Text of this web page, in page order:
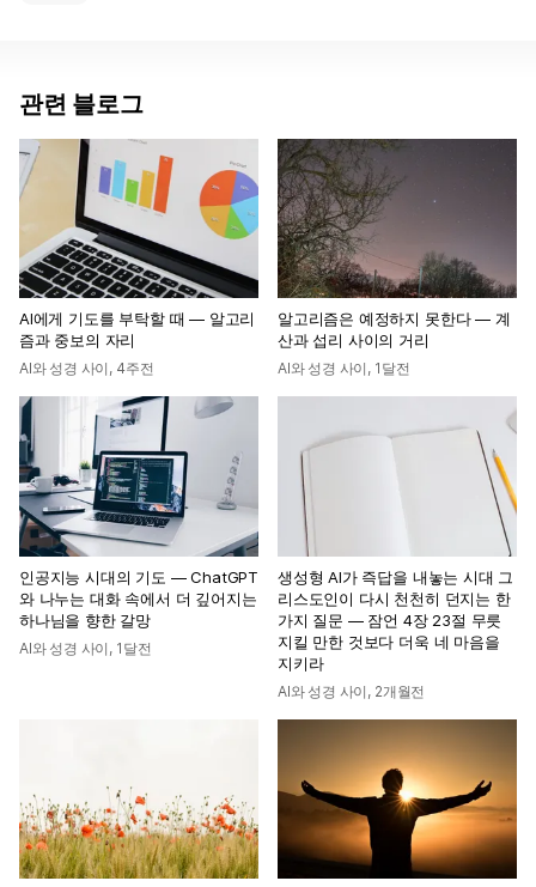
관련 블로그
AI에게 기도를 부탁할 때 — 알고리
즘과 중보의 자리
AI와 성경 사이 , 4주전
알고리즘은 예정하지 못한다 — 계
산과 섭리 사이의 거리
AI와 성경 사이 , 1달전
인공지능 시대의 기도 — ChatGPT
와 나누는 대화 속에서 더 깊어지는
하나님을 향한 갈망
AI와 성경 사이 , 1달전
생성형 AI가 즉답을 내놓는 시대 그
리스도인이 다시 천천히 던지는 한
가지 질문 — 잠언 4장 23절 무릇
지킬 만한 것보다 더욱 네 마음을
지키라
AI와 성경 사이 , 2개월전